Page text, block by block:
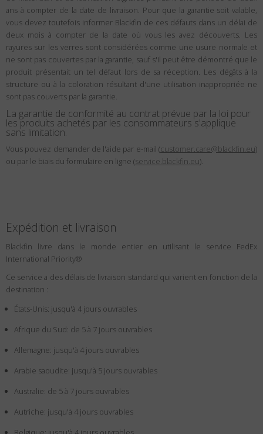
ans à compter de la date de livraison. Pour que la garantie soit valable,
vous devez toutefois informer Blackfin de ces défauts dans un délai de
deux mois à compter de la date où vous les avez découverts. Les
rayures sur les verres sont considérées comme une usure normale et
ne sont pas couvertes par la garantie, sauf s'il peut être démontré que le
produit présentait un tel défaut lors de sa réception. Les dégâts à la
structure ou à la coloration résultant d'une utilisation inappropriée ne
sont pas couverts par la garantie.
La garantie de conformité au contrat prévue par la loi pour
les produits achetés par les consommateurs s'applique
sans limitation.
Vous pouvez demander de l'aide par e-mail (customer.care@blackfin.eu)
ou par le biais du formulaire en ligne (service.blackfin.eu).
Expédition et livraison
Blackfin livre dans le monde entier en utilisant le service FedEx
International Priority®
Ce service a des délais de livraison standard qui varient en fonction de la
destination :
États-Unis: jusqu'à 4 jours ouvrables
Afrique du Sud: de 5 à 7 jours ouvrables
Allemagne: jusqu'à 4 jours ouvrables
Arabie saoudite: jusqu'à 5 jours ouvrables
Australie: de 5 à 7 jours ouvrables
Autriche: jusqu'à 4 jours ouvrables